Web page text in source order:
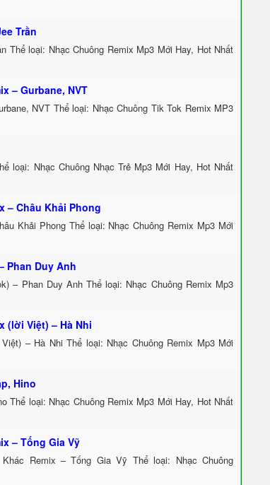
Trần
Thể loại: Nhạc Chuông Remix Mp3 Mới Hay, Hot Nhất
– Gurbane, NVT
NVT Thể loại: Nhạc Chuông Tik Tok Remix MP3
loại: Nhạc Chuông Nhạc Trẻ Mp3 Mới Hay, Hot Nhất
– Châu Khải Phong
Khải Phong Thể loại: Nhạc Chuông Remix Mp3 Mới
Phan Duy Anh
– Phan Duy Anh Thể loại: Nhạc Chuông Remix Mp3
(lời Việt) – Hà Nhi
– Hà Nhi Thể loại: Nhạc Chuông Remix Mp3 Mới
Hino
Thể loại: Nhạc Chuông Remix Mp3 Mới Hay, Hot Nhất
– Tống Gia Vỹ
Remix – Tống Gia Vỹ Thể loại: Nhạc Chuông